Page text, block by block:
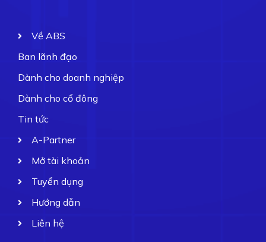
Về ABS
Ban lãnh đạo
Dành cho doanh nghiệp
Dành cho cổ đông
Tin tức
A-Partner
Mở tài khoản
Tuyển dụng
Hướng dẫn
Liên hệ